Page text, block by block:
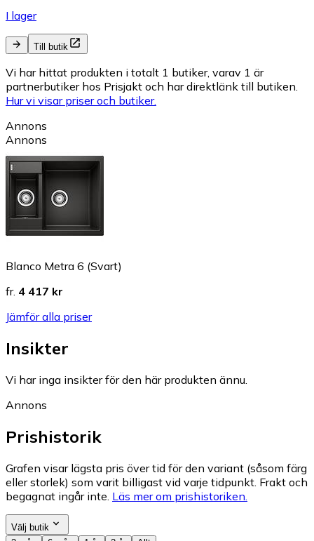
I lager
Till butik
Vi har hittat produkten i totalt 1 butiker, varav 1 är
partnerbutiker hos Prisjakt och har direktlänk till butiken.
Hur vi visar priser och butiker.
Annons
Annons
Blanco Metra 6 (Svart)
fr. 4 417 kr
Jämför alla priser
Insikter
Vi har inga insikter för den här produkten ännu.
Annons
Prishistorik
Grafen visar lägsta pris över tid för den variant (såsom färg
eller storlek) som varit billigast vid varje tidpunkt. Frakt och
begagnat ingår inte. Läs mer om prishistoriken.
Välj butik